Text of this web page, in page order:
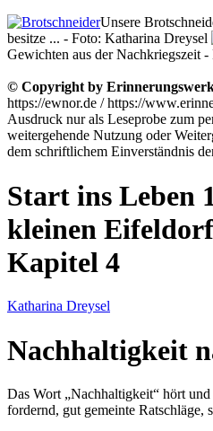
Unsere
besitze ... - Foto: Katharina Dreysel
Gewichten aus der Nachkriegszeit
© Copyright by
https://ewnor.de / https://
Ausdruck nur als Leseprobe zum
weitergehende Nutzung oder
dem schriftlichem Einverständnis
Start ins Leben
kleinen Eifeldorf
Kapitel 4
Katharina Dreysel
Nachhaltigkeit
Das Wort Nachhaltigkeit
hört und
fordernd, gut gemeinte